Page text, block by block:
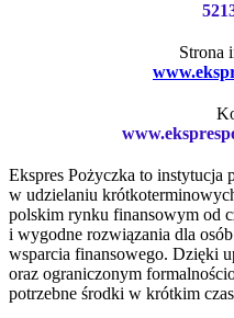
Strona
Ekspres Pożyczka to instytucja
w udzielaniu
polskim rynku finansowym od
i wygodne rozwiązania dla
wsparcia finansowego. Dzięki
oraz ograniczonym
potrzebne środki w krótkim